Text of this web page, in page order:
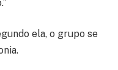
ela, o grupo se